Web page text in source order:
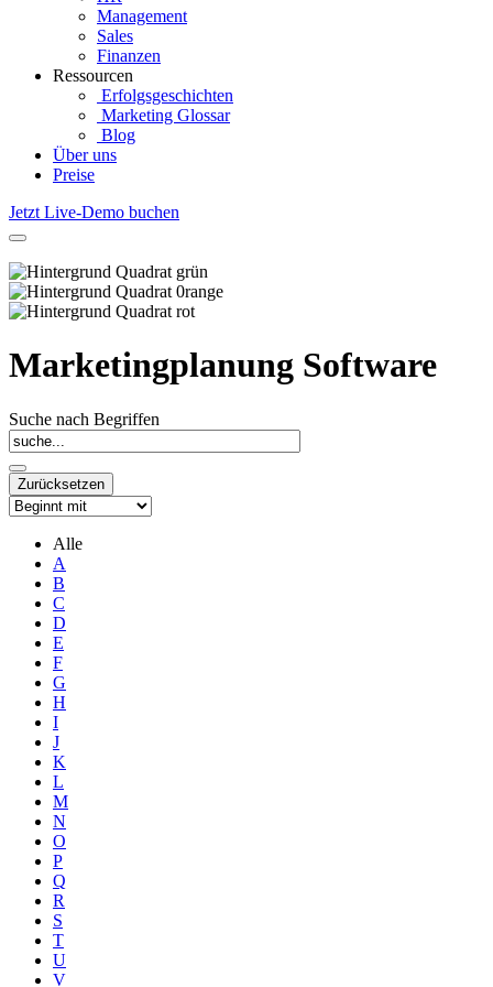
Management
Sales
Finanzen
Ressourcen
Erfolgsgeschichten
Marketing Glossar
Blog
Über uns
Preise
Jetzt Live-Demo buchen
Marketingplanung Software
Suche nach Begriffen
Alle
A
B
C
D
E
F
G
H
I
J
K
L
M
N
O
P
Q
R
S
T
U
V